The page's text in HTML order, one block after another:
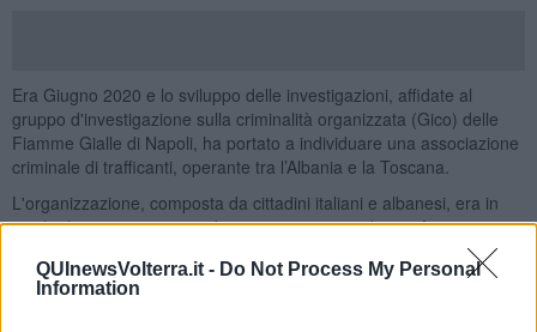
QUInewsVolterra.it - Do Not Process My Personal
Information
Era Giugno 2020 e lo sviluppo delle investigazioni, affidate al
gruppo d'investigazione sulla criminalità organizzata (Gico) delle
Fiamme Gialle di Napoli, ha portato a individuare una associazione
criminale di trafficanti, operante tra l’Albania e la Toscana.
L'organizzazione, composta da cittadini italiani e albanesi, era in
grado di approvvigionarsi di consistenti partite dicocainae
Nordafricaattraverso una fitta rete di contatti tenuti anche grazie a
telefoni cellulari criptati. Della struttura, spiega una nota del